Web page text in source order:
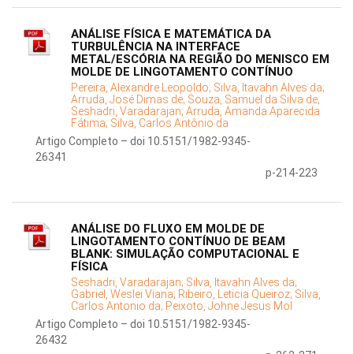
ANÁLISE FÍSICA E MATEMÁTICA DA
TURBULÊNCIA NA INTERFACE
METAL/ESCÓRIA NA REGIÃO DO MENISCO EM
MOLDE DE LINGOTAMENTO CONTÍNUO
Pereira, Alexandre Leopoldo; Silva, Itavahn Alves da;
Arruda, José Dimas de; Souza, Samuel da Silva de;
Seshadri, Varadarajan; Arruda, Amanda Aparecida
Fátima; Silva, Carlos Antônio da
Artigo Completo – doi 10.5151/1982-9345-
26341
p-214-223
ANÁLISE DO FLUXO EM MOLDE DE
LINGOTAMENTO CONTÍNUO DE BEAM
BLANK: SIMULAÇÃO COMPUTACIONAL E
FÍSICA
Seshadri, Varadarajan; Silva, Itavahn Alves da;
Gabriel, Weslei Viana; Ribeiro, Leticia Queiroz; Silva,
Carlos Antonio da; Peixoto, Johne Jesus Mol
Artigo Completo – doi 10.5151/1982-9345-
26432